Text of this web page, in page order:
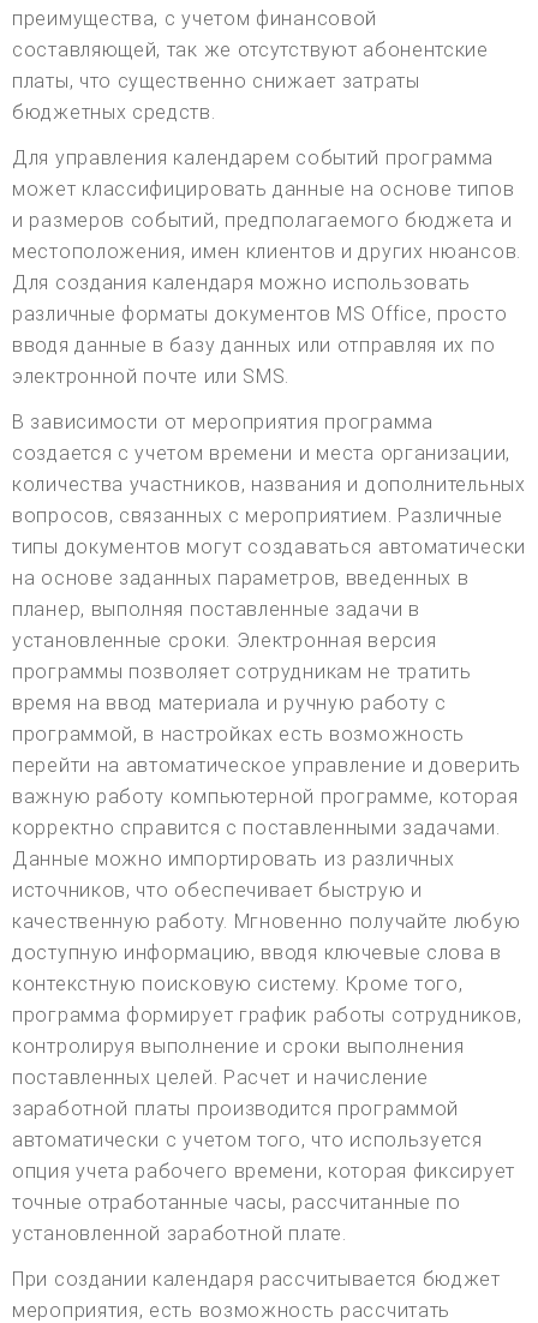
преимущества, с учетом финансовой
составляющей, так же отсутствуют абонентские
платы, что существенно снижает затраты
бюджетных средств.
Для управления календарем событий программа
может классифицировать данные на основе типов
и размеров событий, предполагаемого бюджета и
местоположения, имен клиентов и других нюансов.
Для создания календаря можно использовать
различные форматы документов MS Office, просто
вводя данные в базу данных или отправляя их по
электронной почте или SMS.
В зависимости от мероприятия программа
создается с учетом времени и места организации,
количества участников, названия и дополнительных
вопросов, связанных с мероприятием. Различные
типы документов могут создаваться автоматически
на основе заданных параметров, введенных в
планер, выполняя поставленные задачи в
установленные сроки. Электронная версия
программы позволяет сотрудникам не тратить
время на ввод материала и ручную работу с
программой, в настройках есть возможность
перейти на автоматическое управление и доверить
важную работу компьютерной программе, которая
корректно справится с поставленными задачами.
Данные можно импортировать из различных
источников, что обеспечивает быструю и
качественную работу. Мгновенно получайте любую
доступную информацию, вводя ключевые слова в
контекстную поисковую систему. Кроме того,
программа формирует график работы сотрудников,
контролируя выполнение и сроки выполнения
поставленных целей. Расчет и начисление
заработной платы производится программой
автоматически с учетом того, что используется
опция учета рабочего времени, которая фиксирует
точные отработанные часы, рассчитанные по
установленной заработной плате.
При создании календаря рассчитывается бюджет
мероприятия, есть возможность рассчитать